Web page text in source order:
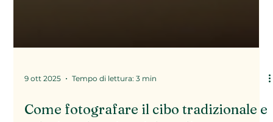
9 ott 2025 Tempo di lettura: 3 min